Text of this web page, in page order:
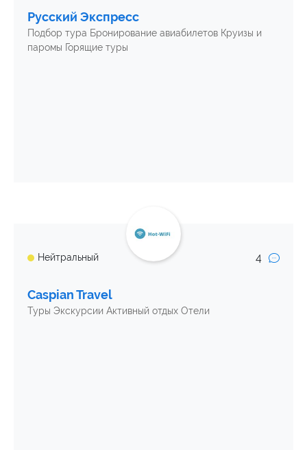
Русский Экспресс
Подбор тура Бронирование авиабилетов Круизы и
паромы Горящие туры
Нейтральный 4
Caspian Travel
Туры Экскурсии Активный отдых Отели